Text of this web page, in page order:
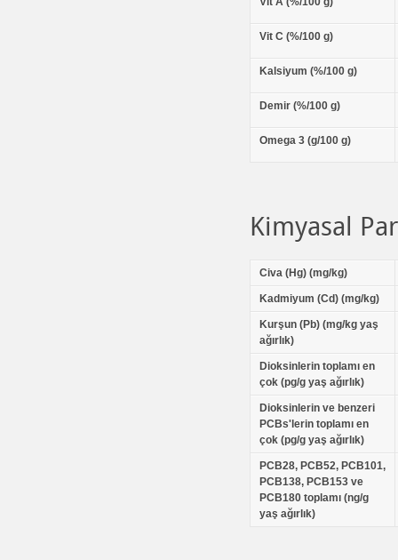
Vit C (%/100 g)
Kalsiyum (%/100 g)
Demir (%/100 g)
Omega 3 (g/100 g)
Kimyasal
Civa (Hg) (mg/kg)
Kadmiyum (Cd) (mg/kg)
Kurşun (Pb) (mg/kg yaş
ağırlık)
Dioksinlerin toplamı en
çok (pg/g yaş ağırlık)
Dioksinlerin ve benzeri
PCBs'lerin toplamı en
çok (pg/g yaş ağırlık)
PCB28, PCB52, PCB101,
PCB138, PCB153 ve
PCB180 toplamı (ng/g
yaş ağırlık)